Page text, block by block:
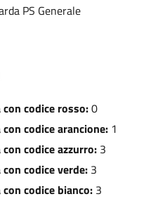
PS Generale
codice rosso:0
codice arancione: 1
codice azzurro: 3
codice verde: 3
codice bianco: 3